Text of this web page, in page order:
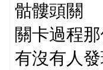
骷髏頭關
關卡過程
有沒有人